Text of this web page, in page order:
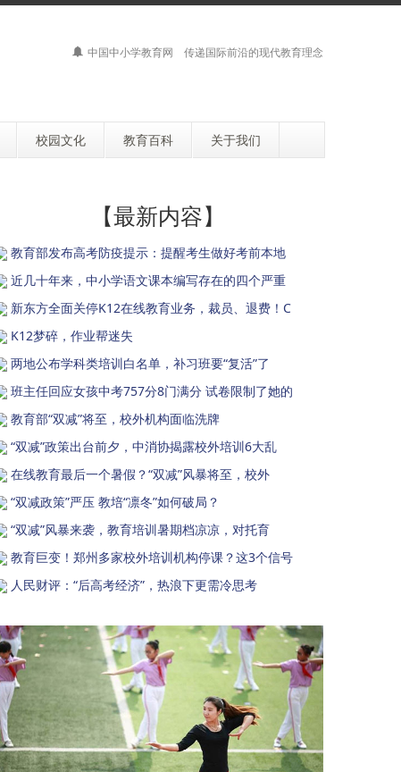
中国中小学教育网 传递国际前沿的现代教育理念
校园文化 教育百科 关于我们
【最新内容】
教育部发布高考防疫提示：提醒考生做好考前本地
近几十年来，中小学语文课本编写存在的四个严重
新东方全面关停K12在线教育业务，裁员、退费！C
K12梦碎，作业帮迷失
两地公布学科类培训白名单，补习班要“复活”了
班主任回应女孩中考757分8门满分 试卷限制了她的
教育部“双减”将至，校外机构面临洗牌
“双减”政策出台前夕，中消协揭露校外培训6大乱
在线教育最后一个暑假？“双减”风暴将至，校外
“双减政策”严压 教培“凛冬”如何破局？
“双减”风暴来袭，教育培训暑期档凉凉，对托育
教育巨变！郑州多家校外培训机构停课？这3个信号
人民财评：“后高考经济”，热浪下更需冷思考